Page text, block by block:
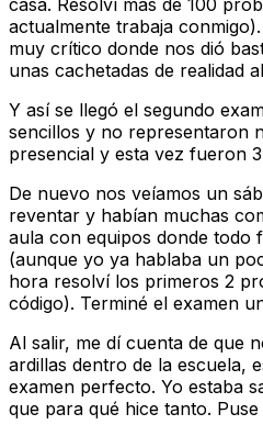
casa. Resolví más de 100
actualmente trabaja
muy crítico donde nos dió
unas cachetadas de realidad
Y así se llegó el segundo
sencillos y no representaron
presencial y esta vez fueron
De nuevo nos veíamos un
reventar y habían muchas
aula con equipos donde todo
(aunque yo ya hablaba un
hora resolví los primeros 2
código). Terminé el examen
Al salir, me dí cuenta de que
ardillas dentro de la escuela,
examen perfecto. Yo estaba
que para qué hice tanto.